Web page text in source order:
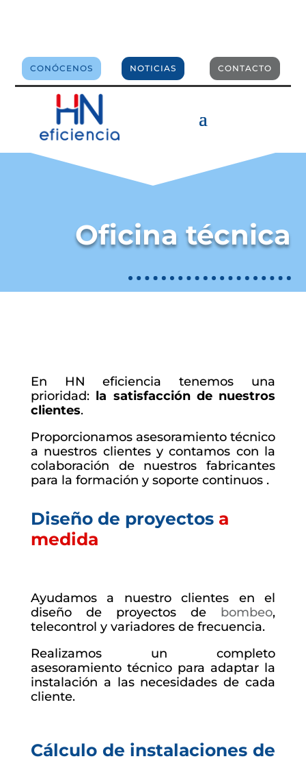
CONÓCENOS NOTICIAS CONTACTO
Oficina técnica
En HN eficiencia tenemos una
prioridad: la satisfacción de nuestros
clientes.
Proporcionamos asesoramiento técnico
a nuestros clientes y contamos con la
colaboración de nuestros fabricantes
para la formación y soporte continuos .
Diseño de proyectos a
medida
Ayudamos a nuestro clientes en el
diseño de proyectos de bombeo,
telecontrol y variadores de frecuencia.
Realizamos un completo
asesoramiento técnico para adaptar la
instalación a las necesidades de cada
cliente.
Cálculo de instalaciones de